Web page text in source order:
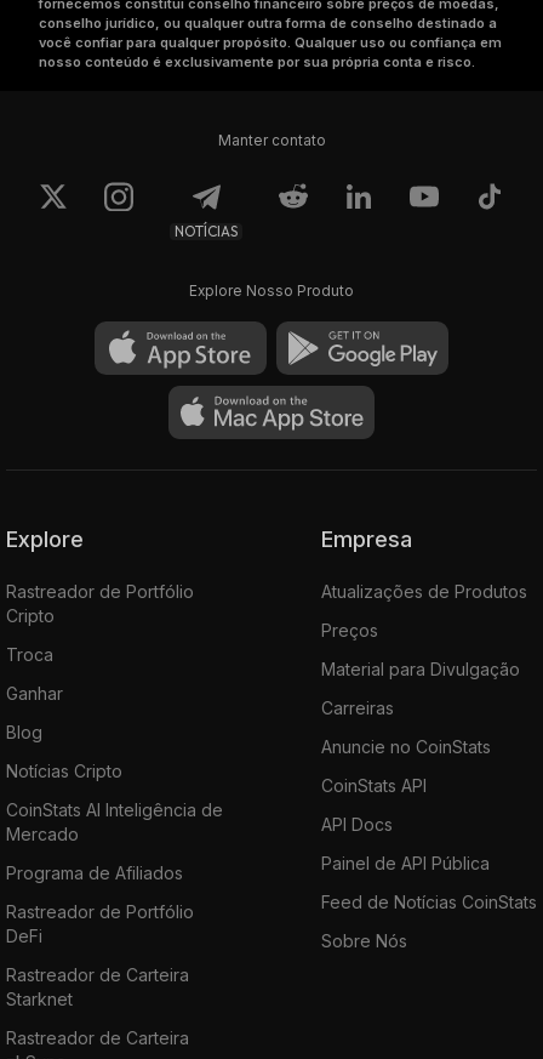
fornecemos constitui conselho financeiro sobre preços de moedas,
conselho jurídico, ou qualquer outra forma de conselho destinado a
você confiar para qualquer propósito. Qualquer uso ou confiança em
nosso conteúdo é exclusivamente por sua própria conta e risco.
Manter contato
NOTÍCIAS
Explore Nosso Produto
Explore
Rastreador de Portfólio
Cripto
Troca
Ganhar
Blog
Notícias Cripto
CoinStats AI Inteligência de
Mercado
Programa de Afiliados
Rastreador de Portfólio
DeFi
Rastreador de Carteira
Starknet
Rastreador de Carteira
Empresa
Atualizações de Produtos
Preços
Material para Divulgação
Carreiras
Anuncie no CoinStats
CoinStats API
API Docs
Painel de API Pública
Feed de Notícias CoinStats
Sobre Nós